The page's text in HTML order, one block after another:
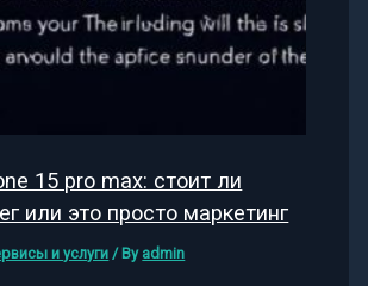
15 pro max: стоит ли
или это просто маркетинг
и услуги / By admin